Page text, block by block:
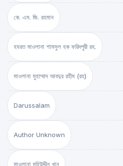
কে. এম. জি. রহমান
হযরত মাওলানা শামসুল হক ফরিদপুরী রহ.
মাওলানা মুহাম্মাদ আবদুর রহীম (রহ)
Darussalam
Author Unknown
মাওলানা মুহিউদ্দীন খান